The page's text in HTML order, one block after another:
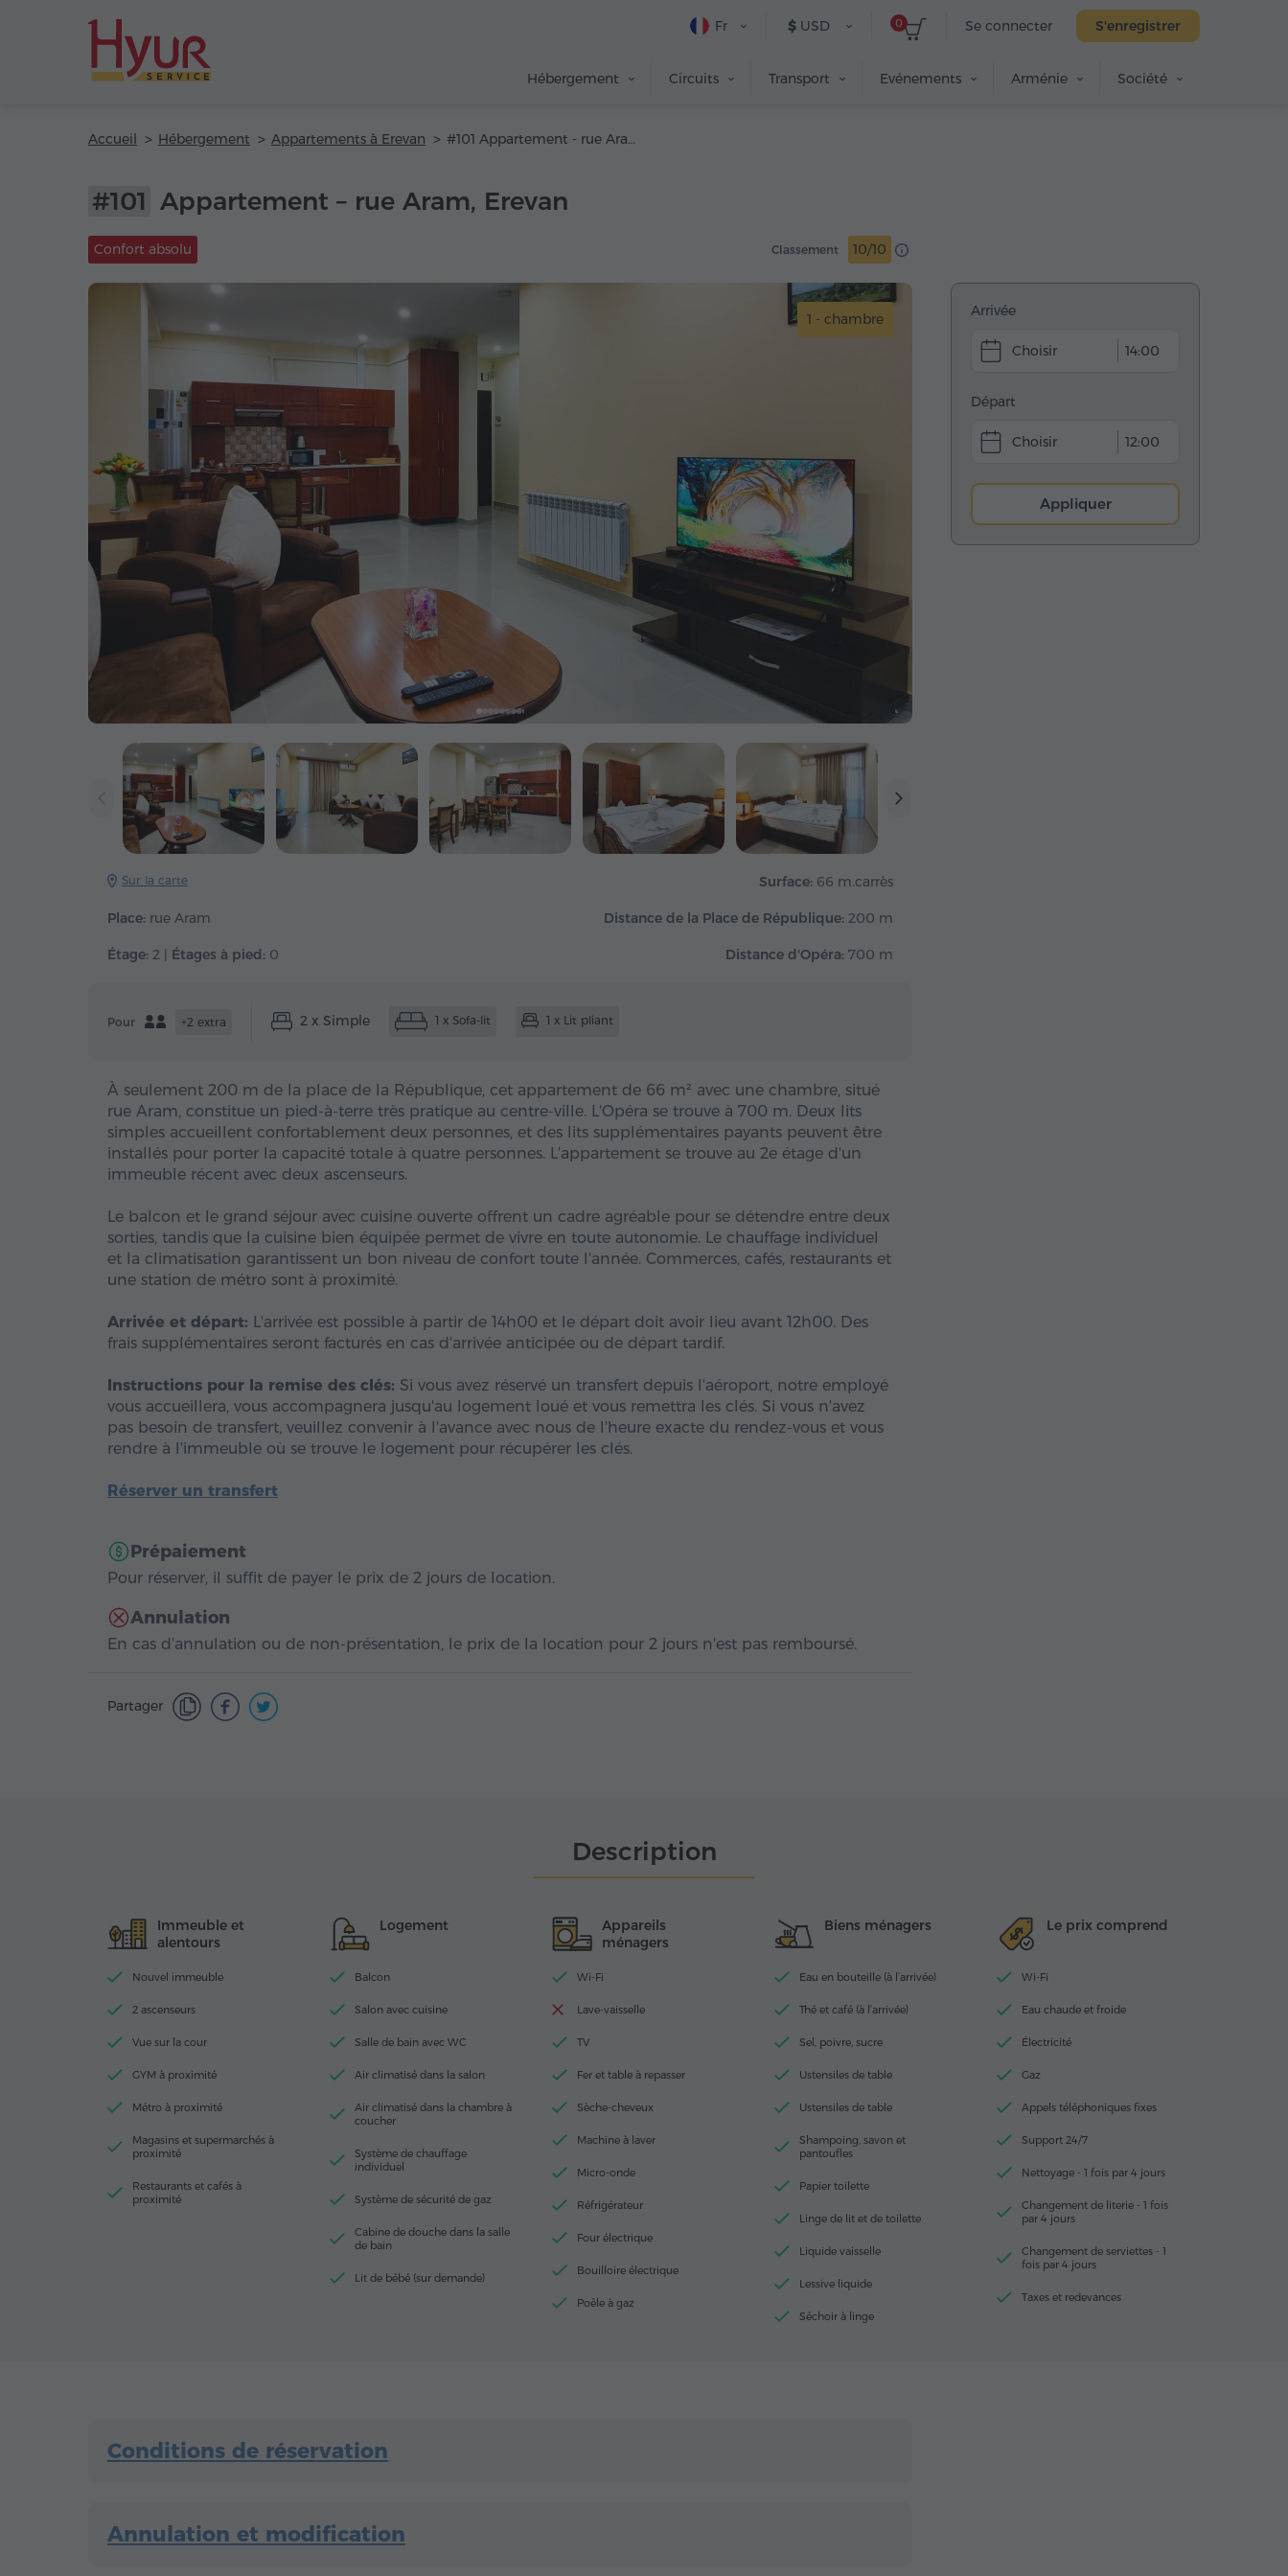
Se connecter S'enregistrer
0
$ USD
Fr
Hébergement Circuits Transport Evénements Arménie Société
Accueil Hébergement Appartements à Erevan #101 Appartement - rue Aram
#101 Appartement – rue Aram, Erevan
Confort absolu Classement 10/10
1 - chambre
Sur la carte Surface: 66 m.carrès
Place: rue Aram Distance de la Place de République: 200 m
Étage: 2 | Étages à pied: 0 Distance d'Opéra: 700 m
Pour +2 extra 2 x Simple 1 x Sofa-lit 1 x Lit pliant
À seulement 200 m de la place de la République, cet appartement de 66 m² avec une chambre, situé
rue Aram, constitue un pied-à-terre très pratique au centre-ville. L'Opéra se trouve à 700 m. Deux lits
simples accueillent confortablement deux personnes, et des lits supplémentaires payants peuvent être
installés pour porter la capacité totale à quatre personnes. L'appartement se trouve au 2e étage d'un
immeuble récent avec deux ascenseurs.
Le balcon et le grand séjour avec cuisine ouverte offrent un cadre agréable pour se détendre entre deux
sorties, tandis que la cuisine bien équipée permet de vivre en toute autonomie. Le chauffage individuel
et la climatisation garantissent un bon niveau de confort toute l'année. Commerces, cafés, restaurants et
une station de métro sont à proximité.
Arrivée et départ: L'arrivée est possible à partir de 14h00 et le départ doit avoir lieu avant 12h00. Des
frais supplémentaires seront facturés en cas d'arrivée anticipée ou de départ tardif.
Instructions pour la remise des clés: Si vous avez réservé un transfert depuis l'aéroport, notre employé
vous accueillera, vous accompagnera jusqu'au logement loué et vous remettra les clés. Si vous n'avez
pas besoin de transfert, veuillez convenir à l'avance avec nous de l'heure exacte du rendez-vous et vous
rendre à l'immeuble où se trouve le logement pour récupérer les clés.
Réserver un transfert
Prépaiement
Pour réserver, il suffit de payer le prix de 2 jours de location.
Annulation
En cas d'annulation ou de non-présentation, le prix de la location pour 2 jours n'est pas remboursé.
Partager
Arrivée
14:00
Départ
12:00
Appliquer
Description
Immeuble et
alentours
Nouvel immeuble
2 ascenseurs
Vue sur la cour
GYM à proximité
Métro à proximité
Magasins et supermarchés à
proximité
Restaurants et cafés à
proximité
Logement
Balcon
Salon avec cuisine
Salle de bain avec WC
Air climatisé dans la salon
Air climatisé dans la chambre à
coucher
Système de chauffage
individuel
Système de sécurité de gaz
Cabine de douche dans la salle
de bain
Lit de bébé (sur demande)
Appareils
ménagers
Wi-Fi
Lave-vaisselle
TV
Fer et table à repasser
Sèche-cheveux
Machine à laver
Micro-onde
Réfrigérateur
Four électrique
Bouilloire électrique
Poêle à gaz
Biens ménagers
Eau en bouteille (à l’arrivée)
Thé et café (à l’arrivée)
Sel, poivre, sucre
Ustensiles de table
Ustensiles de table
Shampoing, savon et
pantoufles
Papier toilette
Linge de lit et de toilette
Liquide vaisselle
Lessive liquide
Séchoir à linge
Le prix comprend
Wi-Fi
Eau chaude et froide
Électricité
Gaz
Appels téléphoniques fixes
Support 24/7
Nettoyage - 1 fois par 4 jours
Changement de literie - 1 fois
par 4 jours
Changement de serviettes - 1
fois par 4 jours
Taxes et redevances
Conditions de réservation
Annulation et modification